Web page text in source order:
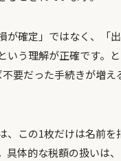
が確定」ではなく、「
いう理解が正確です。
要だった手続きが増え
、この1枚だけは名前を
具体的な税額の扱いは